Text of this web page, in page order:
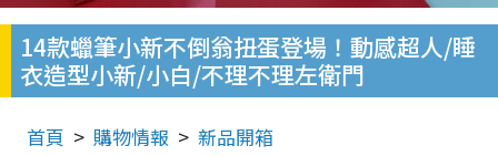
14款蠟筆小新不倒翁扭蛋登場！動感超人/睡
衣造型小新/小白/不理不理左衛門
首頁 購物情報 新品開箱